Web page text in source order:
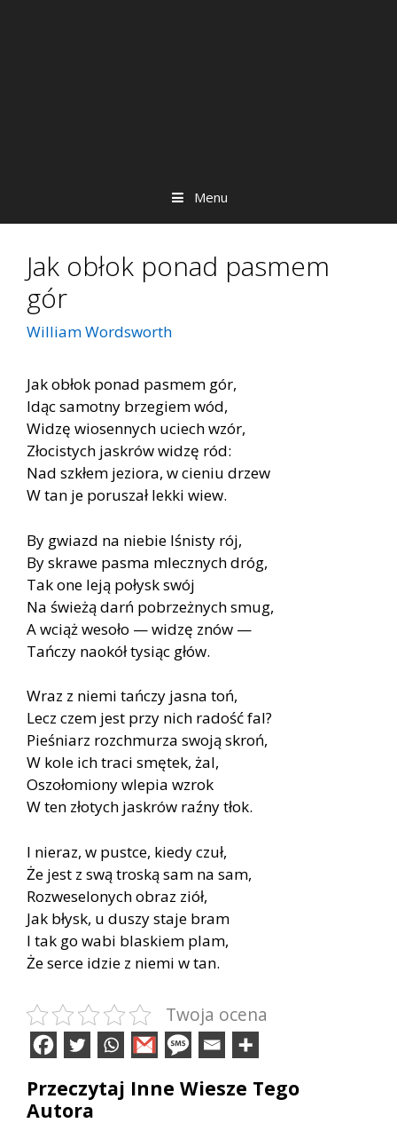
Menu
Jak obłok ponad pasmem
gór
William Wordsworth
Jak obłok ponad pasmem gór,
Idąc samotny brzegiem wód,
Widzę wiosennych uciech wzór,
Złocistych jaskrów widzę ród:
Nad szkłem jeziora, w cieniu drzew
W tan je poruszał lekki wiew.
By gwiazd na niebie lśnisty rój,
By skrawe pasma mlecznych dróg,
Tak one leją połysk swój
Na świeżą darń pobrzeżnych smug,
A wciąż wesoło — widzę znów —
Tańczy naokół tysiąc głów.
Wraz z niemi tańczy jasna toń,
Lecz czem jest przy nich radość fal?
Pieśniarz rozchmurza swoją skroń,
W kole ich traci smętek, żal,
Oszołomiony wlepia wzrok
W ten złotych jaskrów raźny tłok.
I nieraz, w pustce, kiedy czuł,
Że jest z swą troską sam na sam,
Rozweselonych obraz ziół,
Jak błysk, u duszy staje bram
I tak go wabi blaskiem plam,
Że serce idzie z niemi w tan.
Twoja ocena
Przeczytaj Inne Wiesze Tego
Autora